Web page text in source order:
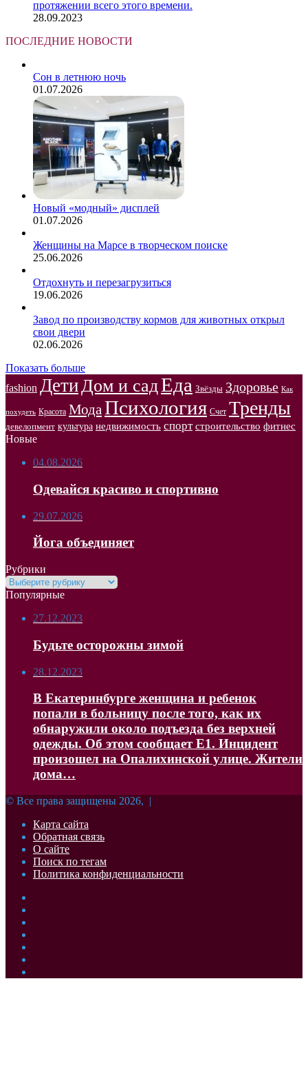
протяжении всего этого времени.
28.09.2023
ПОСЛЕДНИЕ НОВОСТИ
Сон в летнюю ночь
01.07.2026
Новый «модный» дисплей
01.07.2026
Женщины на Марсе в творческом поиске
25.06.2026
Отдохнуть и перезагрузиться
19.06.2026
Завод по производству кормов для животных открыл
свои двери
02.06.2026
Показать больше
fashion ДетиДом и садЕда Звёзды Здоровье Как
похудеть Красота Мода Психология Счет Тренды
девелопмент культура недвижимость спорт строительство фитнес
Новые
04.08.2026
Одевайся красиво и спортивно
29.07.2026
Йога объединяет
Рубрики
Рубрики
Популярные
27.12.2023
Будьте осторожны зимой
28.12.2023
В Екатеринбурге женщина и ребенок
попали в больницу после того, как их
обнаружили около подъезда без верхней
одежды. Об этом сообщает Е1. Инцидент
произошел на Опалихинской улице. Жители
дома…
© Все права защищены 2026, |
Карта сайта
Обратная связь
О сайте
Поиск по тегам
Политика конфиденциальности